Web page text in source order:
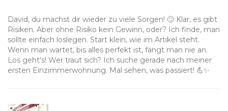
David, du machst dir wieder zu viele Sorgen! 🙄 Klar, es gibt
Risiken. Aber ohne Risiko kein Gewinn, oder? Ich finde, man
sollte einfach loslegen. Start klein, wie im Artikel steht.
Wenn man wartet, bis alles perfekt ist, fängt man nie an.
Los geht's! Wer traut sich? Ich suche gerade nach meiner
ersten Einzimmerwohnung. Mal sehen, was passiert! 💪✨